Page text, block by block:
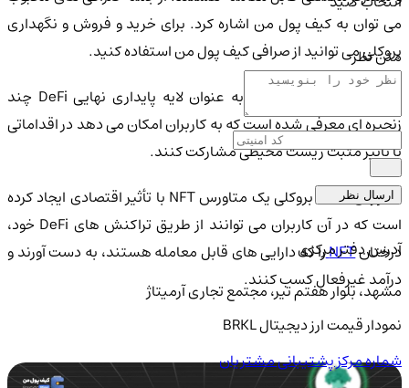
می توان به کیف پول من اشاره کرد. برای خرید و فروش و نگهداری
بروکلی می توانید از صرافی کیف پول من استفاده کنید.
بروکلی به عنوان لایه پایداری نهایی DeFi چند
زنجیره ای معرفی شده است که به کاربران امکان می دهد در اقداماتی
با تأثیر مثبت زیست محیطی مشارکت کنند.
متاورس NFT:
بروکلی یک متاورس NFT با تأثیر اقتصادی ایجاد کرده
است که در آن کاربران می توانند از طریق تراکنش های DeFi خود،
درختانNFTرا که دارایی های قابل معامله هستند، به دست آورند و
درآمد غیرفعال کسب کنند.
نمودار قیمت ارز دیجیتال BRKL
متن نظر
ارسال نظر
آدرس دفتر مرکزی
مشهد، بلوار هفتم تیر، مجتمع تجاری آرمیتاژ
شماره مرکز پشتیبانی مشتریان